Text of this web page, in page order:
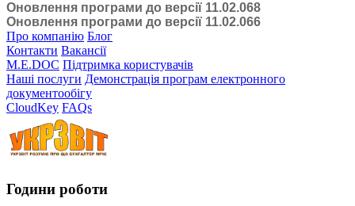
Оновлення програми до версії 11.02.068
Оновлення програми до версії 11.02.066
Про компанію Блог
Контакти Вакансії
M.E.DOC Підтримка користувачів
Наші послуги Демонстрація програм електронного
документообігу
CloudKey FAQs
Години роботи